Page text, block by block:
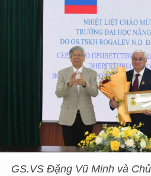
GS.VS Đặng Vũ Minh và